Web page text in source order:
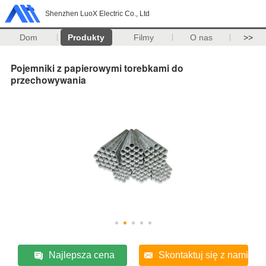
Shenzhen LuoX Electric Co., Ltd
Dom Produkty Filmy O nas >>
Pojemniki z papierowymi torebkami do
przechowywania
Najlepsza cena Skontaktuj się z nami